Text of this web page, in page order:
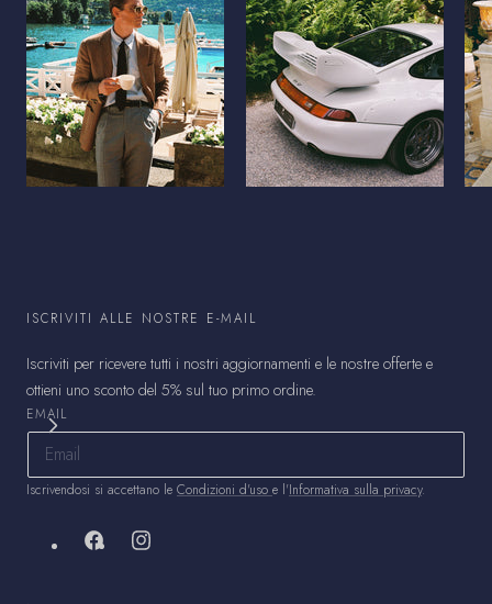
ISCRIVITI ALLE NOSTRE E-MAIL
Iscriviti per ricevere tutti i nostri aggiornamenti e le nostre offerte e
ottieni uno sconto del 5% sul tuo primo ordine.
EMAIL
Iscrivendosi si accettano le Condizioni d'uso e l'Informativa sulla privacy.
FacebookInstagram